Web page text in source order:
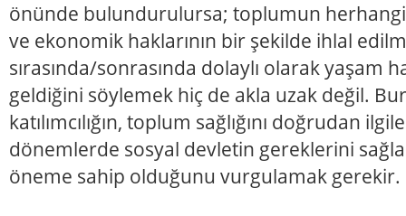
önünde bulundurulursa; toplumun
ve ekonomik haklarının bir şekilde ihlal
sırasında/sonrasında dolaylı olarak yaşam
geldiğini söylemek hiç de akla uzak değil.
katılımcılığın, toplum sağlığını doğrudan
dönemlerde sosyal devletin gereklerini
öneme sahip olduğunu vurgulamak gerekir.